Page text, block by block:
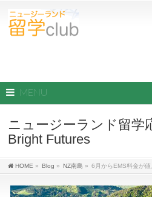
MENU
ニュージーランド留学
Bright Futures
HOME » Blog » NZ南島 » 6月からEMS料金が値